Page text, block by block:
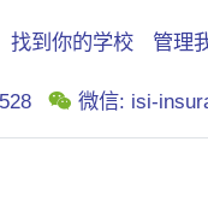
找到你的学校 管理
微信: isi-